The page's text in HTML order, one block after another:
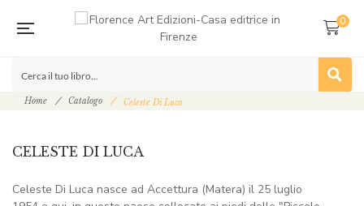
0
Home Catalogo Celeste Di Luca
CELESTE DI LUCA
Celeste Di Luca nasce ad Accettura (Matera) il 25 luglio